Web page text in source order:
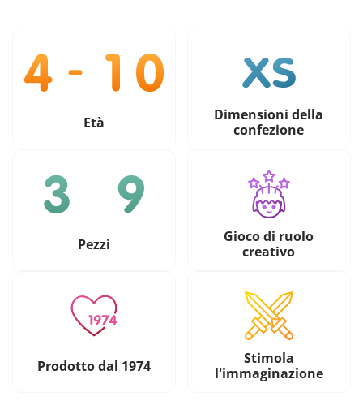
Età
Dimensioni della
confezione
Pezzi
Gioco di ruolo
creativo
Prodotto dal 1974
Stimola
l'immaginazione